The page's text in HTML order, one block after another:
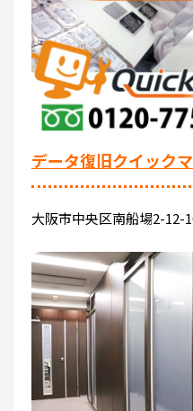
データ復旧クイック
大阪市中央区南船場2-12-